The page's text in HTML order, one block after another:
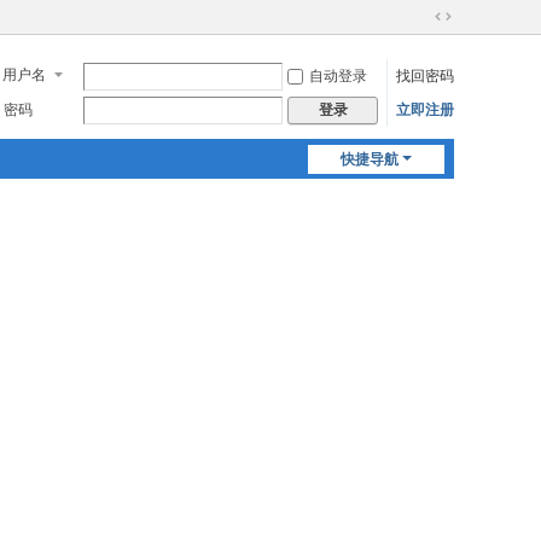
切
到
宽
用户名 自动登录
找回密码
密码
登录 立即注册
快捷导航